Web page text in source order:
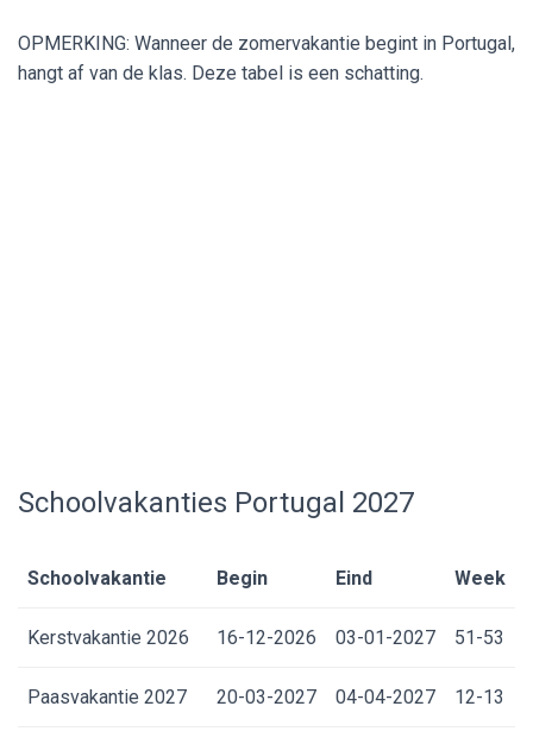
OPMERKING: Wanneer de zomervakantie begint in Portugal,
hangt af van de klas. Deze tabel is een schatting.
Schoolvakanties Portugal 2027
Schoolvakantie Begin Eind Week
Kerstvakantie 2026 16-12-2026 03-01-2027 51-53
Paasvakantie 2027 20-03-2027 04-04-2027 12-13